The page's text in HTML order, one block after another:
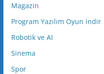
Magazin
Program Yazılım Oyun indir
Robotik ve AI
Sinema
Spor